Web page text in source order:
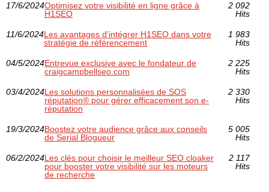
17/6/2024Optimisez votre visibilité en ligne grâce à
H1SEO
2 092
Hits
11/6/2024Les avantages d'intégrer H1SEO dans votre
stratégie de référencement
1 983
Hits
04/5/2024Entrevue exclusive avec le fondateur de
craigcampbellseo.com
2 225
Hits
03/4/2024Les solutions personnalisées de SOS
réputation® pour gérer efficacement son e-
réputation
2 330
Hits
19/3/2024Boostez votre audience grâce aux conseils
de Serial Blogueur
5 005
Hits
06/2/2024Les clés pour choisir le meilleur SEO cloaker
pour booster votre visibilité sur les moteurs
de recherche
2 117
Hits